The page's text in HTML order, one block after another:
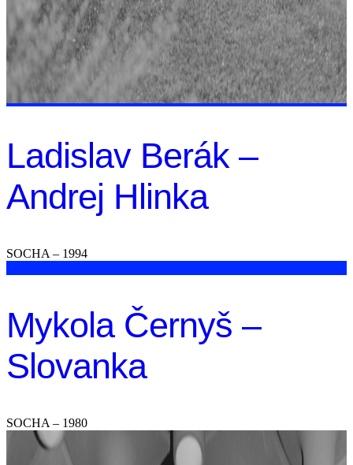
Ladislav Berák –
Andrej Hlinka
SOCHA – 1994
Mykola Černyš –
Slovanka
SOCHA – 1980